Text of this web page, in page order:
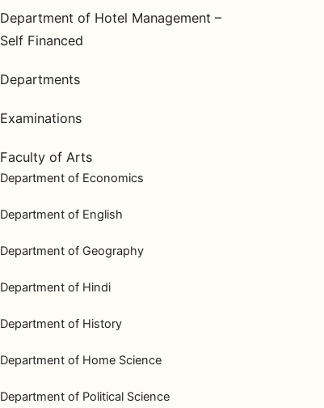
Department of Hotel Management –
Self Financed
Departments
Examinations
Faculty of Arts
Department of Economics
Department of English
Department of Geography
Department of Hindi
Department of History
Department of Home Science
Department of Political Science